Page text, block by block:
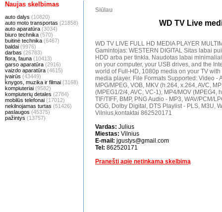
Naujas skelbimas
auto dalys (10820)
auto moto transportas (21858)
auto aparatūra (3034)
biuro technika (570)
buitinė technika (6467)
baldai (9976)
darbas (26783)
flora, fauna (10413)
garso aparatūra (2916)
vaizdo aparatūra (4615)
įvairūs (43449)
knygos, muzika ir filmai (3168)
kompiuteriai (9582)
kompiuterių detales (2784)
mobilūs telefonai (17012)
nekilnojamas turtas (51426)
paslaugos (45375)
pažintys (13757)
Siūlau
WD TV Live
WD TV LIVE FULL HD MEDIA PLAYER
Gamintojas: WESTERN DIGITAL Sitas labai
HDD arba per tinkla. Naudotas labai
on your computer, your USB drives, and the
world of Full-HD, 1080p media on your TV
media player. File Formats Supported: Video -
MPG/MPEG, VOB, MKV (h.264, x.264, AVC,
(MPEG1/2/4, AVC, VC-1), MP4/MOV (MPEG4,
TIF/TIFF, BMP, PNG Audio - MP3, WAV/PCM/
OGG, Dolby Digital, DTS Playlist - PLS, M3U,
Vilnius,kontaktai 862520171
Vardas: Julius
Miestas: Vilnius
E-mail: jgustys@gmail.com
Tel: 862520171
Pranešti apie netinkama skelbimą